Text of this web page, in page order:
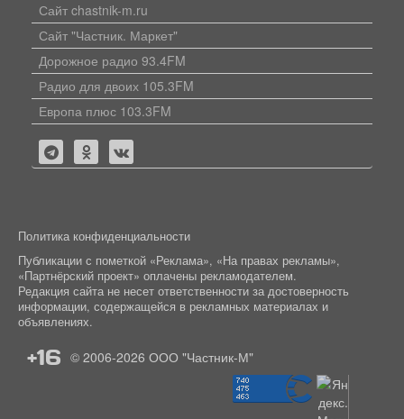
Сайт chastnik-m.ru
Сайт "Частник. Маркет"
Дорожное радио 93.4FM
Радио для двоих 105.3FM
Европа плюс 103.3FM
Политика конфиденциальности
Публикации с пометкой «Реклама», «На правах рекламы»,
«Партнёрский проект» оплачены рекламодателем.
Редакция сайта не несет ответственности за достоверность
информации, содержащейся в рекламных материалах и
объявлениях.
+16 © 2006-2026 ООО "Частник-М"